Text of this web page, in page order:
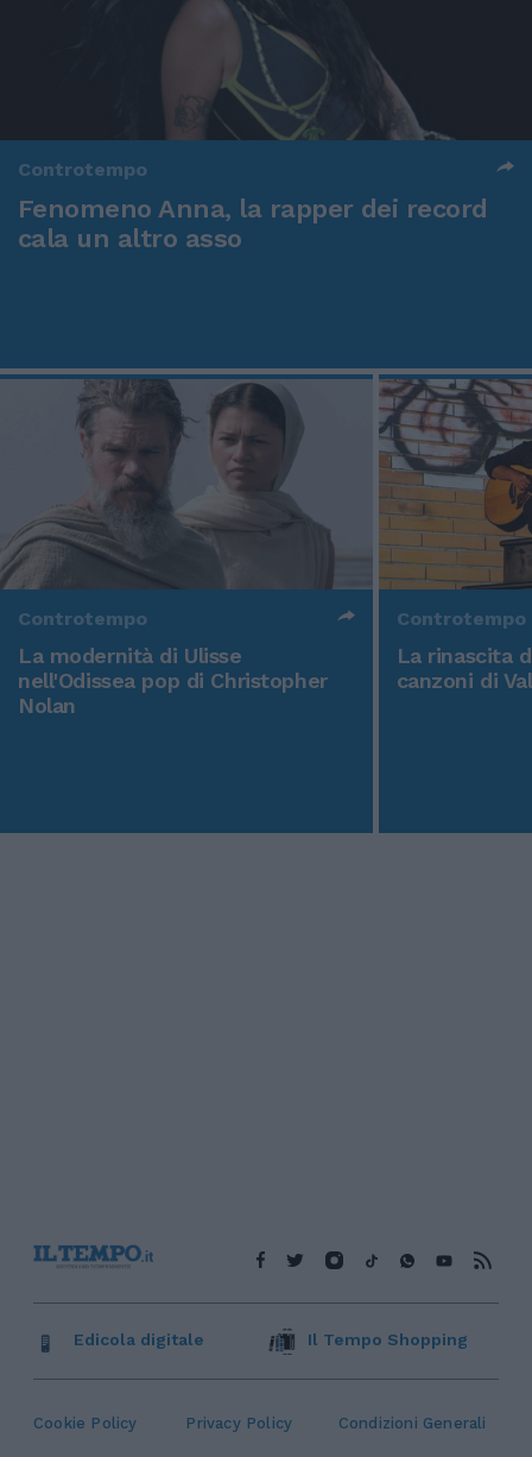
Controtempo
Fenomeno Anna, la rapper dei record
cala un altro asso
Controtempo
La modernità di Ulisse
nell'Odissea pop di Christopher
Nolan
Controtempo
La rinascita
canzoni di
Cookie Policy Privacy Policy Condizioni Generali
Edicola digitale Il Tempo Shopping